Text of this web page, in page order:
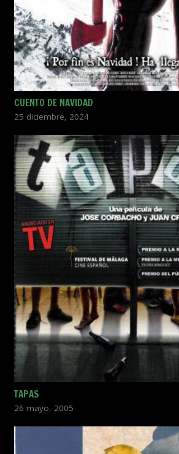
CUENTO DE NAVIDAD
25 diciembre, 2024
TAPAS
26 mayo, 2005